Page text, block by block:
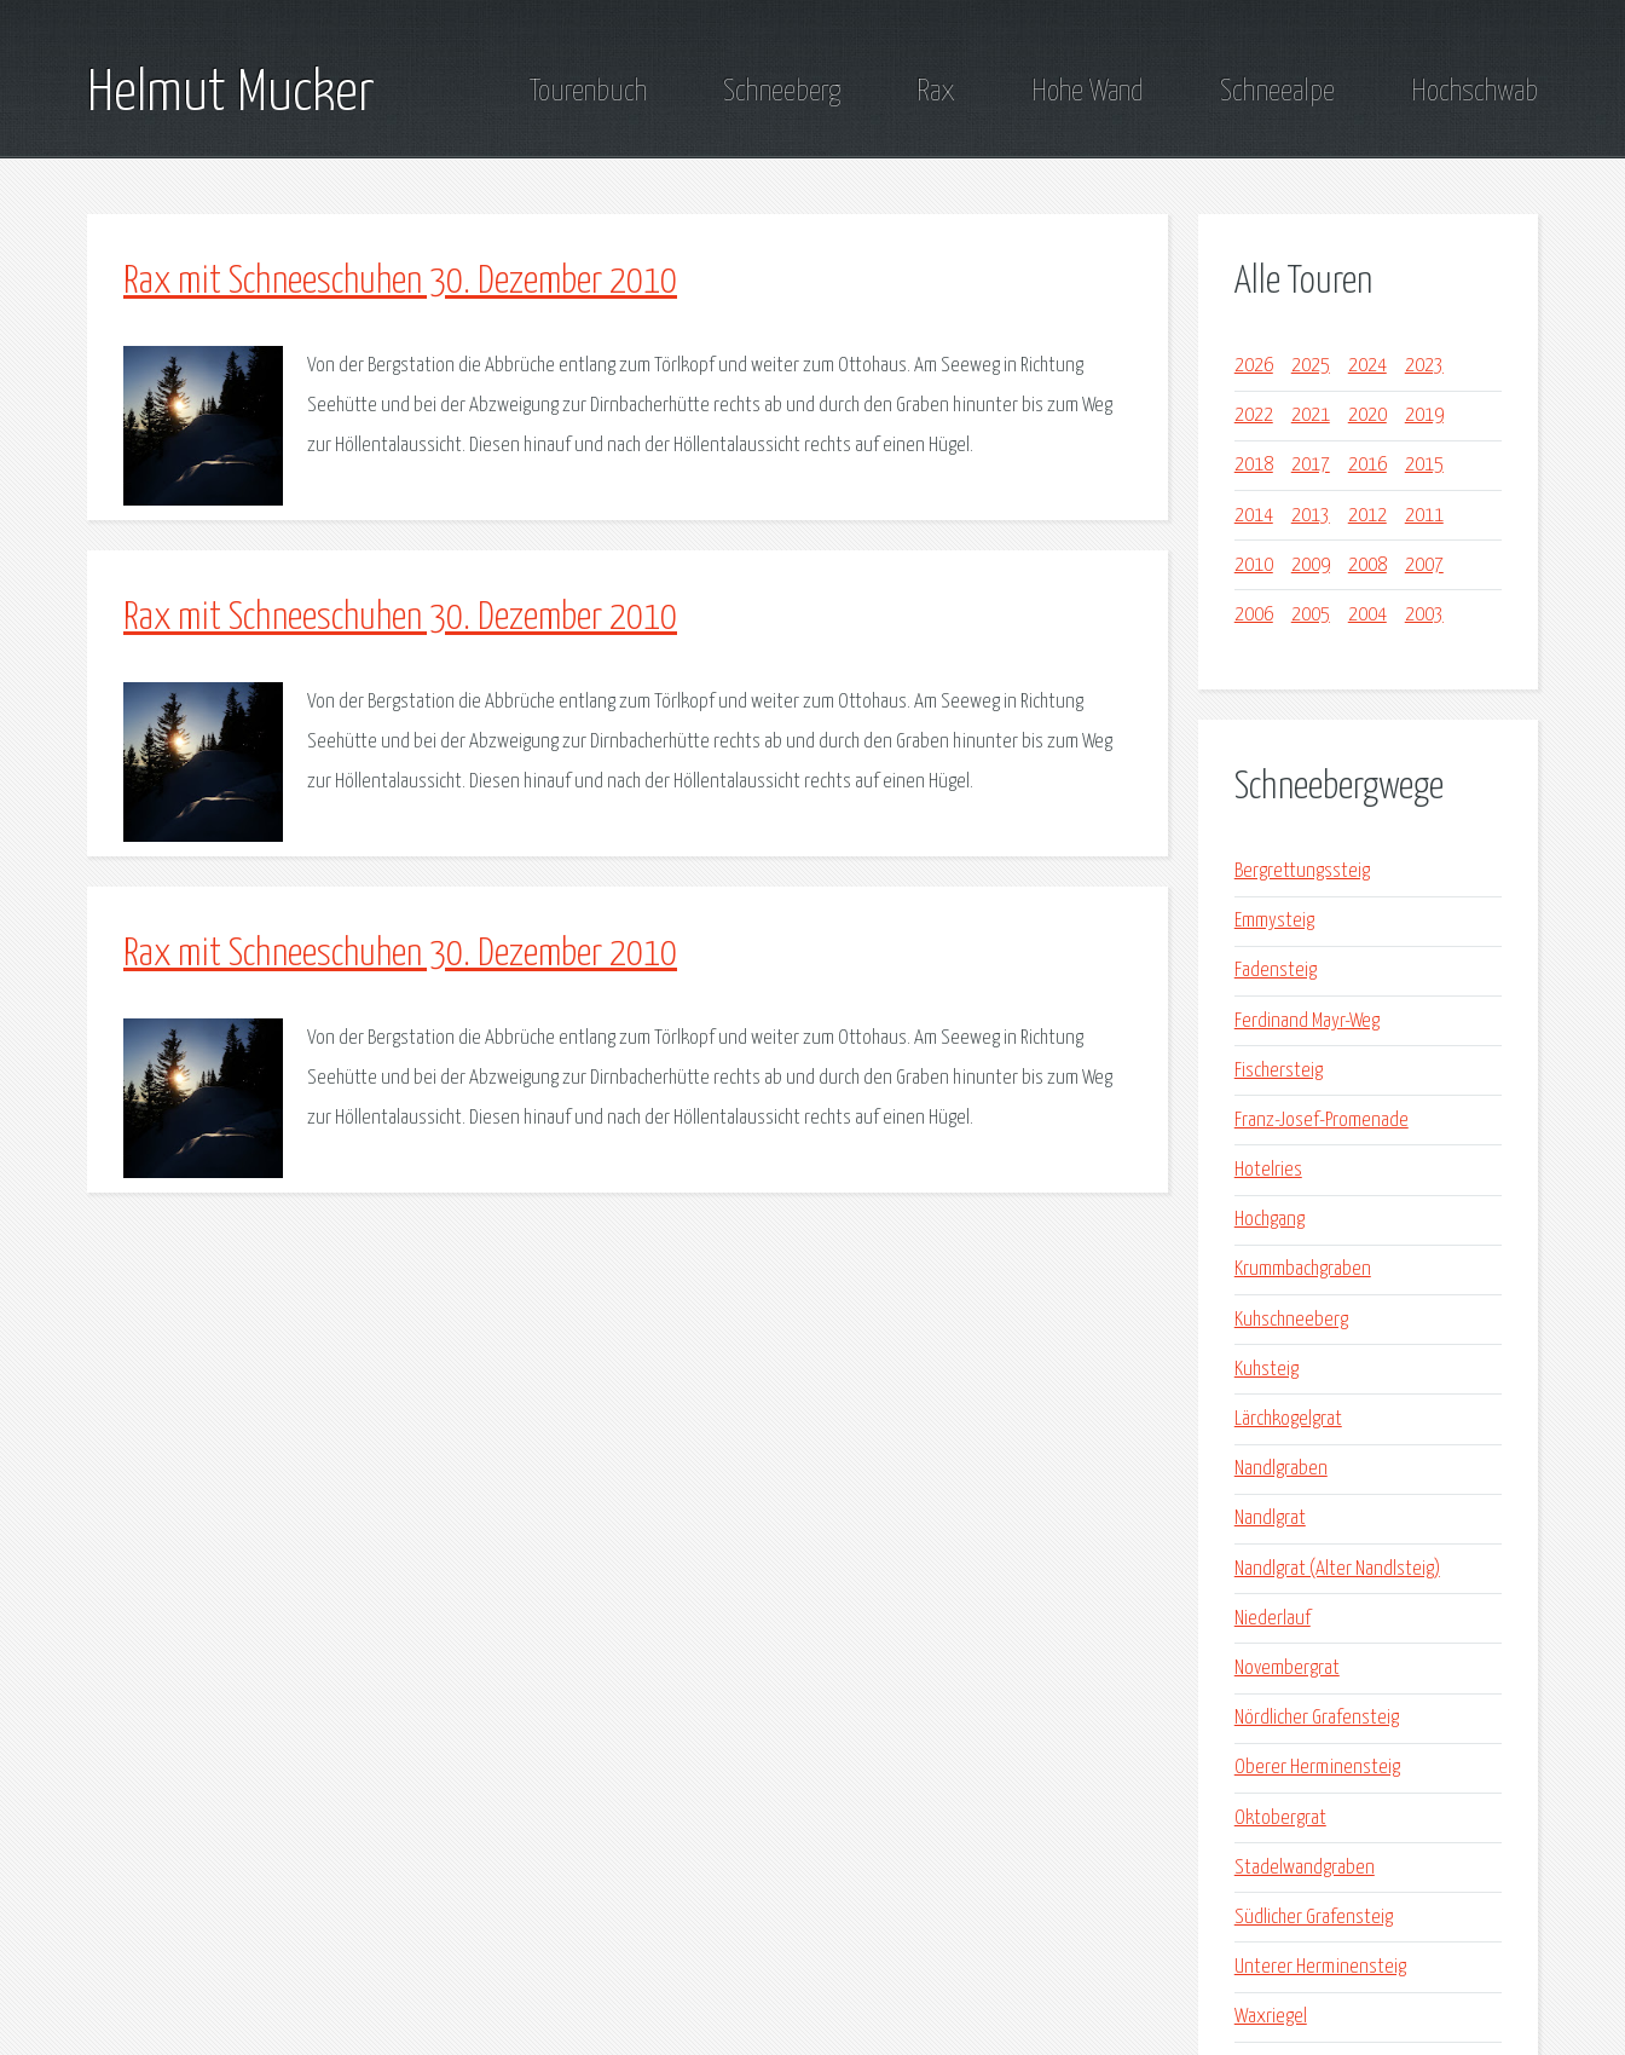
Helmut Mucker Tourenbuch Schneeberg Rax Hohe Wand Schneealpe Hochschwab
Rax mit Schneeschuhen 30. Dezember 2010
Von der Bergstation die Abbrüche entlang zum Törlkopf und weiter zum Ottohaus. Am Seeweg in Richtung
Seehütte und bei der Abzweigung zur Dirnbacherhütte rechts ab und durch den Graben hinunter bis zum Weg
zur Höllentalaussicht. Diesen hinauf und nach der Höllentalaussicht rechts auf einen Hügel.
Rax mit Schneeschuhen 30. Dezember 2010
Von der Bergstation die Abbrüche entlang zum Törlkopf und weiter zum Ottohaus. Am Seeweg in Richtung
Seehütte und bei der Abzweigung zur Dirnbacherhütte rechts ab und durch den Graben hinunter bis zum Weg
zur Höllentalaussicht. Diesen hinauf und nach der Höllentalaussicht rechts auf einen Hügel.
Rax mit Schneeschuhen 30. Dezember 2010
Von der Bergstation die Abbrüche entlang zum Törlkopf und weiter zum Ottohaus. Am Seeweg in Richtung
Seehütte und bei der Abzweigung zur Dirnbacherhütte rechts ab und durch den Graben hinunter bis zum Weg
zur Höllentalaussicht. Diesen hinauf und nach der Höllentalaussicht rechts auf einen Hügel.
Alle Touren
2026 2025 2024 2023
2022 2021 2020 2019
2018 2017 2016 2015
2014 2013 2012 2011
2010 2009 2008 2007
2006 2005 2004 2003
Schneebergwege
Bergrettungssteig
Emmysteig
Fadensteig
Ferdinand Mayr-Weg
Fischersteig
Franz-Josef-Promenade
Hotelries
Hochgang
Krummbachgraben
Kuhschneeberg
Kuhsteig
Lärchkogelgrat
Nandlgraben
Nandlgrat
Nandlgrat (Alter Nandlsteig)
Niederlauf
Novembergrat
Nördlicher Grafensteig
Oberer Herminensteig
Oktobergrat
Stadelwandgraben
Südlicher Grafensteig
Unterer Herminensteig
Waxriegel